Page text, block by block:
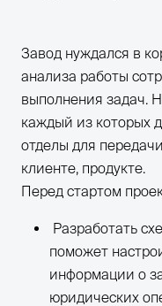
Завод нуждался в
анализа работы
выполнения задач.
каждый из которых
отделы для
клиенте, продукте.
Перед стартом
Разработать
поможет
информации о
юридических